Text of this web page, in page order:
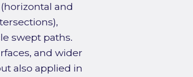
and
swept paths.
and wider
also applied in